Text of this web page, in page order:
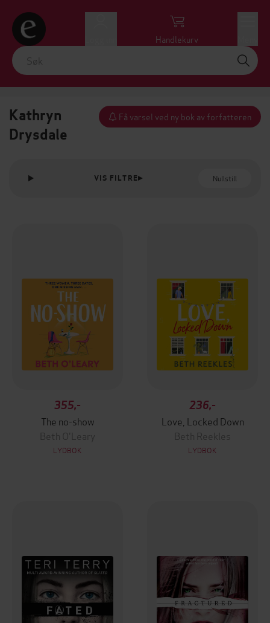
Handlekurv
Kathryn
Drysdale
Få varsel ved ny bok av forfatteren
VIS FILTRE Nullstill
355,-
The no-show
Beth O'Leary
LYDBOK
236,-
Love, Locked Down
Beth Reekles
LYDBOK